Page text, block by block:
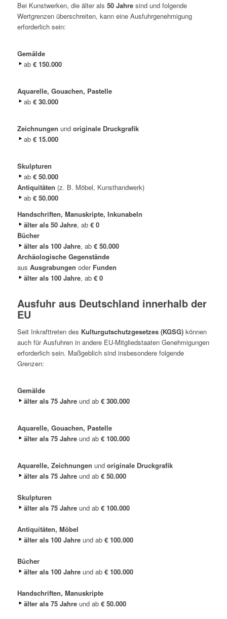
Bei Kunstwerken, die älter als 50 Jahresind und folgende
Wertgrenzen überschreiten, kann eine Ausfuhrgenehmigung
erforderlich sein:
Gemälde
ab € 150.000
Aquarelle, Gouachen, Pastelle
ab€ 30.000
Zeichnungen und originale Druckgrafik
ab € 15.000
Skulpturen
ab€ 50.000
Antiquitäten (z. B. Möbel, Kunsthandwerk)
ab € 50.000
Handschriften, Manuskripte, Inkunabeln
älter als 50 Jahre, ab € 0
Bücher
älter als 100 Jahre, ab € 50.000
Archäologische Gegenstände
aus Ausgrabungen oder Funden
älter als 100 Jahre, ab € 0
Ausfuhr aus Deutschland innerhalb der
EU
Seit Inkrafttreten des Kulturgutschutzgesetzes (KGSG)können
auch für Ausfuhren in andere EU-Mitgliedstaaten Genehmigungen
erforderlich sein. Maßgeblich sind insbesondere folgende
Grenzen:
Gemälde
älter als 75 Jahreund ab € 300.000
Aquarelle, Gouachen, Pastelle
älter als 75 Jahreund ab € 100.000
Aquarelle, Zeichnungen und originale Druckgrafik
älter als 75 Jahreund ab € 50.000
Skulpturen
älter als 75 Jahreund ab € 100.000
Antiquitäten, Möbel
älter als 100 Jahreund ab € 100.000
Bücher
älter als 100 Jahreund ab € 100.000
Handschriften, Manuskripte
älter als 75 Jahreund ab € 50.000